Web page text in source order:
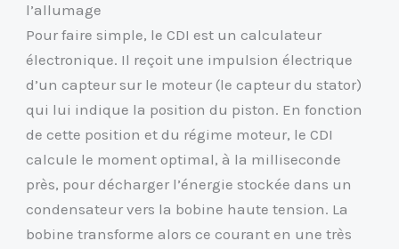
l’allumage
Pour faire simple, le CDI est un calculateur
électronique. Il reçoit une impulsion électrique
d’un capteur sur le moteur (le capteur du stator)
qui lui indique la position du piston. En fonction
de cette position et du régime moteur, le CDI
calcule le moment optimal, à la milliseconde
près, pour décharger l’énergie stockée dans un
condensateur vers la bobine haute tension. La
bobine transforme alors ce courant en une très